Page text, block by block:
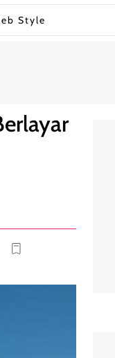
Style